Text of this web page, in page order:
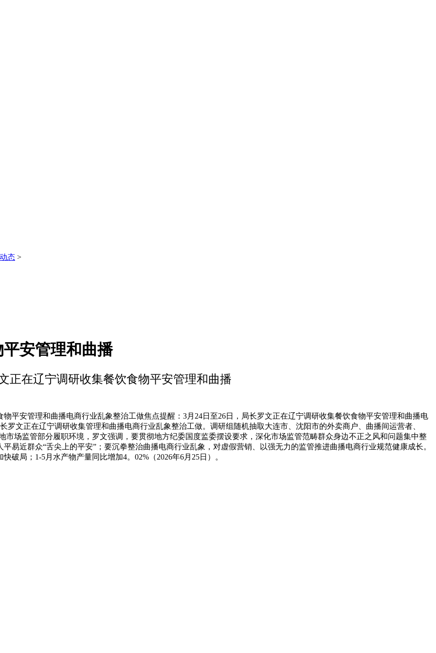
态 >
安管理和曲播
正在辽宁调研收集餐饮食物平安管理和曲播
安管理和曲播电商行业乱象整治工做焦点提醒：3月24日至26日，局长罗文正在辽宁调研收集餐饮食物平安管理和曲播电
罗文正在辽宁调研收集管理和曲播电商行业乱象整治工做。调研组随机抽取大连市、沈阳市的外卖商户、曲播间运营者、
场监管部分履职环境，罗文强调，要贯彻地方纪委国度监委摆设要求，深化市场监管范畴群众身边不正之风和问题集中整
易近群众“舌尖上的平安”；要沉拳整治曲播电商行业乱象，对虚假营销、以强无力的监管推进曲播电商行业规范健康成长。
破局；1-5月水产物产量同比增加4。02%（2026年6月25日）。